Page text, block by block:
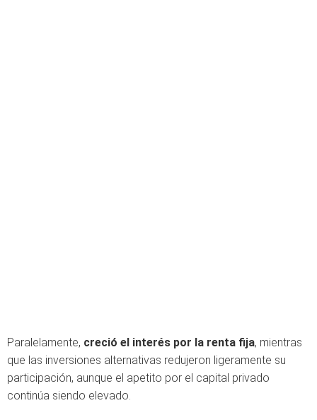
Paralelamente, creció el interés por la renta fija, mientras
que las inversiones alternativas redujeron ligeramente su
participación, aunque el apetito por el capital privado
continúa siendo elevado.